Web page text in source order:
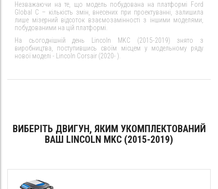
Незважаючи на те, що модель побудована на платформі Ford
Global C – кількість змін, внесених при проектуванні, залишила
лише мізерний відсоток взаємозамінності з іншими моделями,
побудованими на цій платформі.
На сьогоднішній день Lincoln MKC (2015-2019) знято з
виробництва, поступившись своїм місцем у модельному ряду
нової моделі - Lincoln Corsair (2020- ).
ВИБЕРІТЬ ДВИГУН, ЯКИМ УКОМПЛЕКТОВАНИЙ
ВАШ LINCOLN MKC (2015-2019)